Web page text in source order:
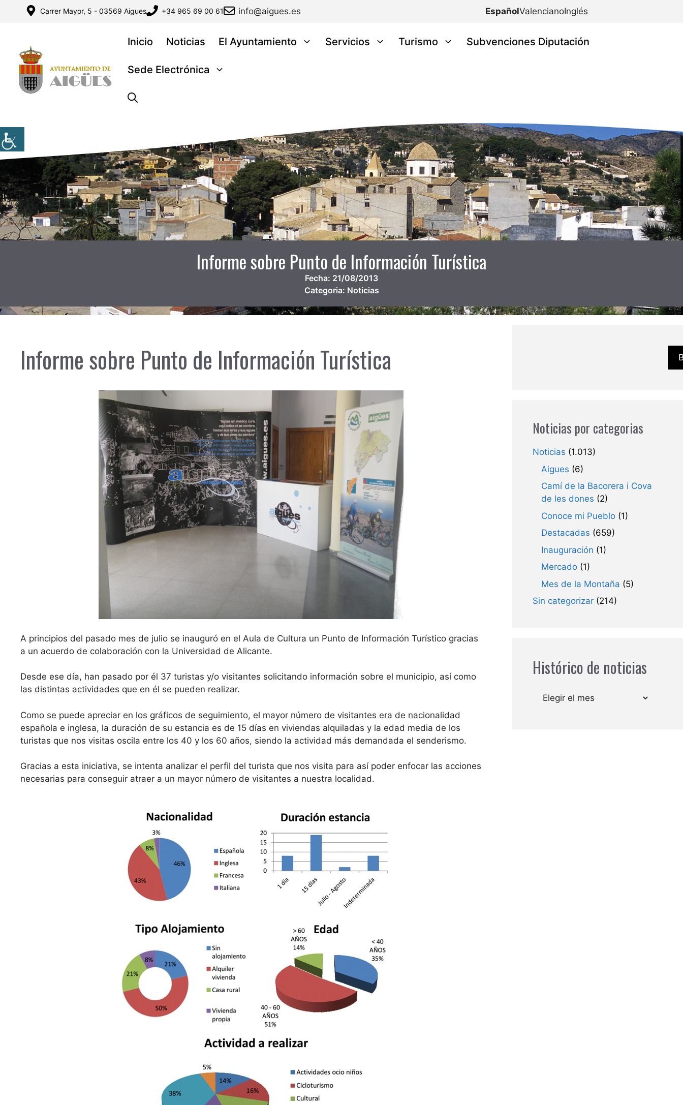
Carrer Mayor, 5 - 03569 Aigues +34 965 69 00 61 info@aigues.es EspañolValencianoInglés
Inicio Noticias El Ayuntamiento Servicios Turismo Subvenciones Diputación
Sede Electrónica
Informe sobre Punto de Información Turística
Fecha: 21/08/2013
Categoria: Noticias
Informe sobre Punto de Información Turística
A principios del pasado mes de julio se inauguró en el Aula de Cultura un Punto de Información Turístico gracias
a un acuerdo de colaboración con la Universidad de Alicante.
Desde ese día, han pasado por él 37 turistas y/o visitantes solicitando información sobre el municipio, así como
las distintas actividades que en él se pueden realizar.
Como se puede apreciar en los gráficos de seguimiento, el mayor número de visitantes era de nacionalidad
española e inglesa, la duración de su estancia es de 15 días en viviendas alquiladas y la edad media de los
turistas que nos visitas oscila entre los 40 y los 60 años, siendo la actividad más demandada el senderismo.
Gracias a esta iniciativa, se intenta analizar el perfil del turista que nos visita para así poder enfocar las acciones
necesarias para conseguir atraer a un mayor número de visitantes a nuestra localidad.
Noticias por categorias
Noticias (1.013)
Aigues (6)
Camí de la Bacorera i Cova
de les dones (2)
Conoce mi Pueblo (1)
Destacadas (659)
Inauguración (1)
Mercado (1)
Mes de la Montaña (5)
Sin categorizar (214)
Histórico de noticias
Archivos